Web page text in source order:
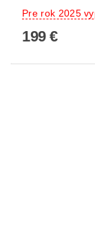
Pre rok 2025
199 €